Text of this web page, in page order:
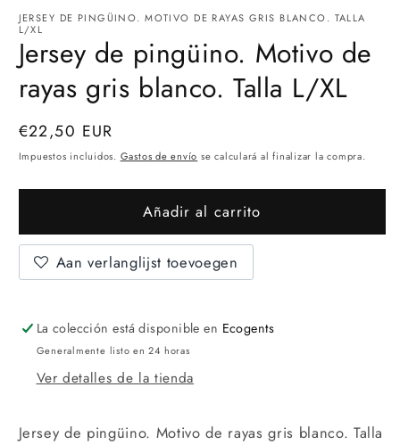
JERSEY DE PINGÜINO. MOTIVO DE RAYAS GRIS BLANCO. TALLA
L/XL
Jersey de pingüino. Motivo de
rayas gris blanco. Talla L/XL
precio
normal
€22,50 EUR
Impuestos incluidos. Gastos de envío se calculará al finalizar la compra.
Añadir al carrito
Aan verlanglijst toevoegen
La colección está disponible en Ecogents
Generalmente listo en 24 horas
Ver detalles de la tienda
Jersey de pingüino. Motivo de rayas gris blanco. Talla